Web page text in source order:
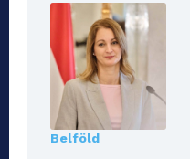
Belföld